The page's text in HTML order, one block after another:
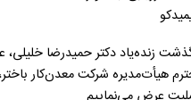
زنده‌یاد دکتر حمیدرضا
هیأت‌مدیره شرکت معدن‌کار